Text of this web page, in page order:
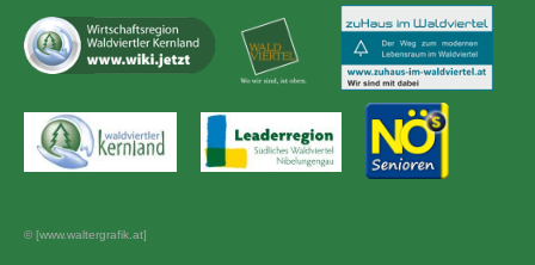
© [www.waltergrafik.at]